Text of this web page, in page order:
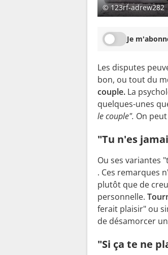
© 123rf-adrew282
Je
Les disputes
bon, ou tout du
couple. La
quelques-unes
le couple". On
"Tu n'es
Ou ses variantes
. Ces remarques
plutôt que de
personnelle.
ferait plaisir" ou
de désamorcer
"Si ça te ne